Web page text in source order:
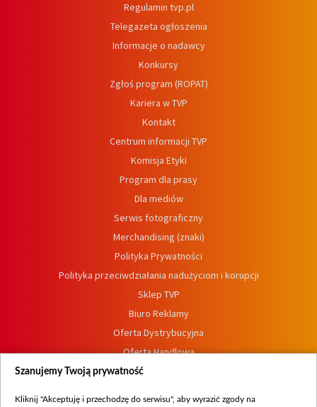
Regulamin tvp.pl
Telegazeta ogłoszenia
Informacje o nadawcy
Konkursy
Zgłoś program (ROPAT)
Kariera w TVP
Kontakt
Centrum informacji TVP
Komisja Etyki
Program dla prasy
Dla mediów
Serwis fotograficzny
Merchandising (znaki)
Polityka Prywatności
Polityka przeciwdziałania nadużyciom i korupcji
Sklep TVP
Biuro Reklamy
Oferta Dystrybucyjna
Oferta Handlowa
Dostępność
Szanujemy Twoją prywatność
Kliknij "Akceptuję i przechodzę do serwisu", aby wyrazić zgody na